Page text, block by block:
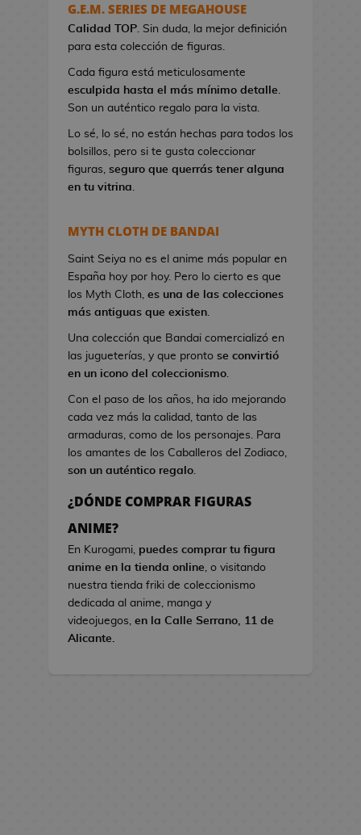
e
g
o
n
d
o
s
d
e
V
j
u
e
g
o
l
G.E.M. SERIES DE MEGAHOUSE
Calidad TOP. Sin duda, la mejor definición
para esta colección de figuras.
Cada figura está meticulosamente
esculpida hasta el más mínimo detalle.
Son un auténtico regalo para la vista.
Lo sé, lo sé, no están hechas para todos los
bolsillos, pero si te gusta coleccionar
figuras, seguro que querrás tener alguna
en tu vitrina.
MYTH CLOTH DE BANDAI
Saint Seiya no es el anime más popular en
España hoy por hoy. Pero lo cierto es que
los Myth Cloth, es una de las colecciones
más antiguas que existen.
Una colección que Bandai comercializó en
las jugueterías, y que pronto se convirtió
en un icono del coleccionismo.
Con el paso de los años, ha ido mejorando
cada vez más la calidad, tanto de las
armaduras, como de los personajes. Para
los amantes de los Caballeros del Zodiaco,
son un auténtico regalo.
¿DÓNDE COMPRAR FIGURAS
ANIME?
En Kurogami, puedes comprar tu figura
anime en la tienda online, o visitando
nuestra tienda friki de coleccionismo
dedicada al anime, manga y
videojuegos, en la Calle Serrano, 11 de
Alicante.